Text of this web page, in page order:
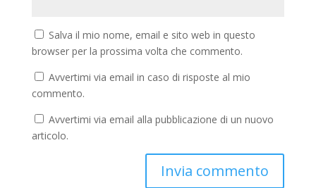
Salva il mio nome, email e sito web in questo
browser per la prossima volta che commento.
Avvertimi via email in caso di risposte al mio
commento.
Avvertimi via email alla pubblicazione di un nuovo
articolo.